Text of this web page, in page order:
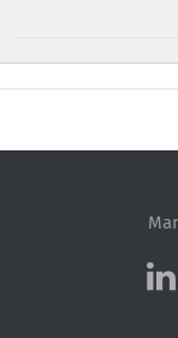
Datenschutz –